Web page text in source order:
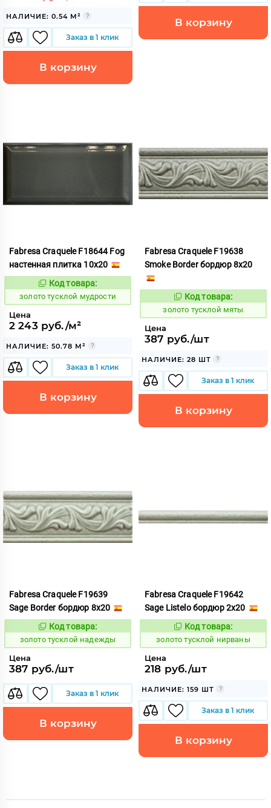
НАЛИЧИЕ: 0.54 М²
Заказ в 1 клик
В корзину
В корзину
Fabresa Craquele F18644 Fog
настенная плитка 10x20
528930
Код товара:
золото тусклой мудрости
Цена
2 243 руб./м²
НАЛИЧИЕ: 50.78 М²
Заказ в 1 клик
В корзину
Fabresa Craquele F19638
Smoke Border бордюр 8x20
528931
Код товара:
золото тусклой мяты
Цена
387 руб./шт
НАЛИЧИЕ: 28 ШТ
Заказ в 1 клик
В корзину
Fabresa Craquele F19639
Sage Border бордюр 8x20
528932
Код товара:
золото тусклой надежды
Цена
387 руб./шт
Заказ в 1 клик
В корзину
Fabresa Craquele F19642
Sage Listelo бордюр 2x20
528934
Код товара:
золото тусклой нирваны
Цена
218 руб./шт
НАЛИЧИЕ: 159 ШТ
Заказ в 1 клик
В корзину